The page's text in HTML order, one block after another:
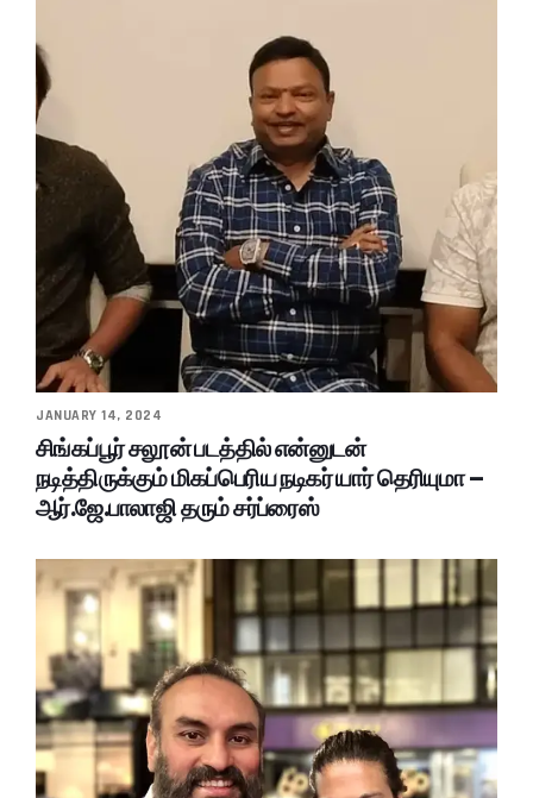
JANUARY 14, 2024
சிங்கப்பூர் சலூன் படத்தில் என்னுடன்
நடித்திருக்கும் மிகப்பெரிய நடிகர் யார் தெரியுமா –
ஆர்.ஜே.பாலாஜி தரும் சர்ப்ரைஸ்